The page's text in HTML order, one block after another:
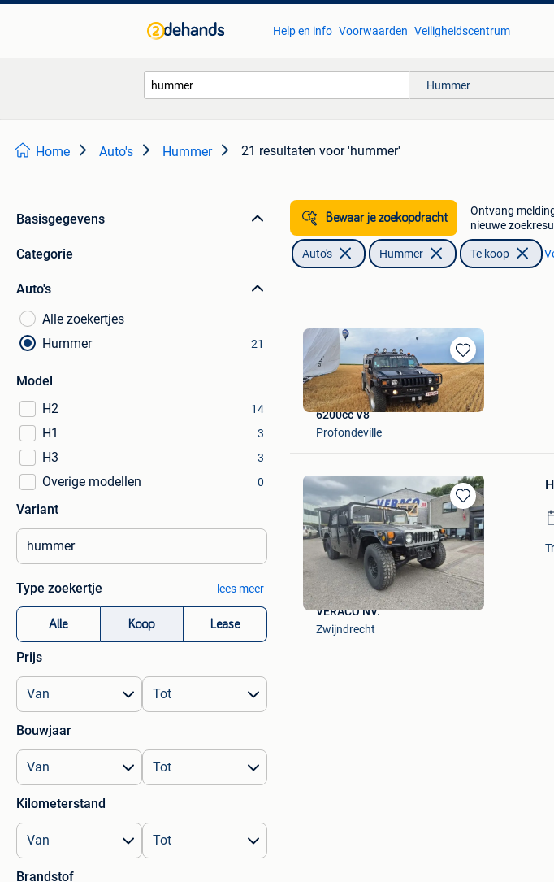
Help en info Voorwaarden Veiligheidscentrum
Hummer
Home Auto's Hummer 21 resultaten voor 'hummer'
Basisgegevens
Categorie
Auto's
Alle zoekertjes
Hummer
21
Model
H2
14
H1 3
H3 3
Overige modellen 0
Variant
Type zoekertje lees meer
Alle Koop Lease
Prijs
Bouwjaar
Kilometerstand
Brandstof
Bewaar je zoekopdracht
Ontvang
nieuwe
Auto's Hummer Te koop
Bewaren
in
Mijn
Favorieten
6200cc V8
Profondeville
Bewaren
in
Mijn
Favorieten
VERACO NV.
Zwijndrecht